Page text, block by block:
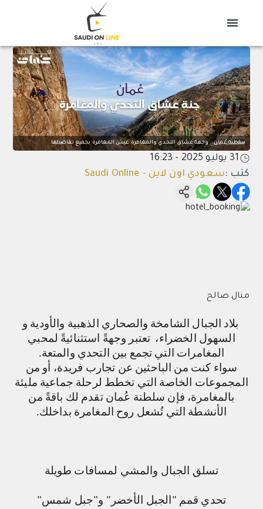
سلطنة عُمان.. وجهة عشاق التحدي والمغامرة عيش المغامرة بجميع تفاصيلها
31 يوليو 2025 - 16:23
كتب :سعودي اون لاين - Saudi Online
منال صالح
بلاد الجبال الشامخة والصحاري الذهبية والأودية و
السهول الخضراء، تعتبر وجهةً استثنائيةً لمحبي
المغامرات التي تجمع بين التحدي والمتعة.
سواء كنت من الباحثين عن تجارب فريدة، أو من
المجموعات الخاصة التي تخطط لرحلة جماعية مليئة
بالمغامرة، فإن سلطنة عُمان تقدم لك باقةً من
الأنشطة التي تُشعل روح المغامرة بداخلك.
تسلق الجبال والمشي لمسافات طويلة
تحدي قمم "الجبل الأخضر" و"جبل شمس"